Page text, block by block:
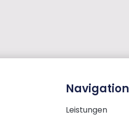
Navigation
Leistungen